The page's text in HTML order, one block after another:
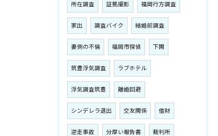
所在調査 証拠撮影 福岡行方調査
家出 調査バイク 結婚前調査
妻側の不倫 福岡市探偵 下関
筑豊浮気調査 ラブホテル
浮気調査筑豊 離婚回避
シンデレラ退出 交友関係 借財
逆走事故 分厚い報告書 裁判所